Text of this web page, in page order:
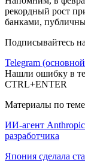
рекордный рост
банками,
Подписывайтесь
Telegram
Нашли ошибку в
CTRL+ENTER
Материалы по теме
ИИ-агент Anthropic
разработчика
Япония сделала